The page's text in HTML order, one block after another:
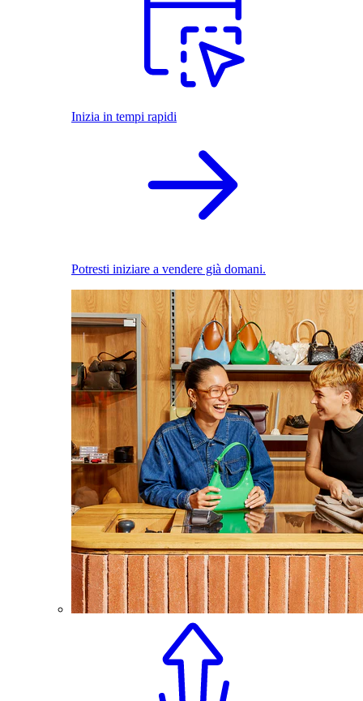
Inizia in tempi rapidi
Potresti iniziare a vendere già domani.